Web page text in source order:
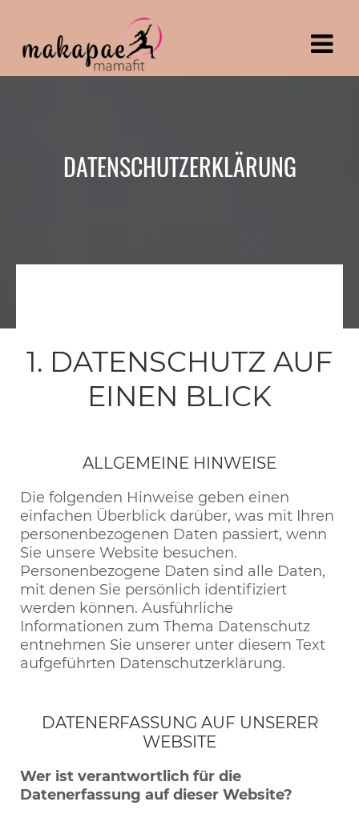
DATENSCHUTZERKLÄRUNG
1. DATENSCHUTZ AUF
EINEN BLICK
ALLGEMEINE HINWEISE
Die folgenden Hinweise geben einen
einfachen Überblick darüber, was mit Ihren
personenbezogenen Daten passiert, wenn
Sie unsere Website besuchen.
Personenbezogene Daten sind alle Daten,
mit denen Sie persönlich identifiziert
werden können. Ausführliche
Informationen zum Thema Datenschutz
entnehmen Sie unserer unter diesem Text
aufgeführten Datenschutzerklärung.
DATENERFASSUNG AUF UNSERER
WEBSITE
Wer ist verantwortlich für die
Datenerfassung auf dieser Website?